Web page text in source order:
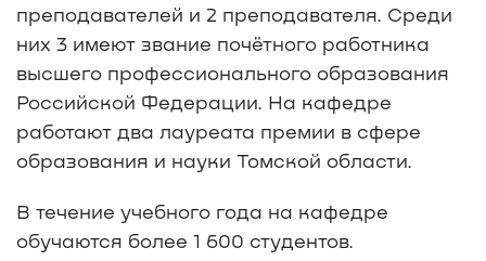
преподавателей и 2 преподавателя. Среди
них 3 имеют звание почётного работника
высшего профессионального образования
Российской Федерации. На кафедре
работают два лауреата премии в сфере
образования и науки Томской области.
В течение учебного года на кафедре
обучаются более 1 600 студентов.